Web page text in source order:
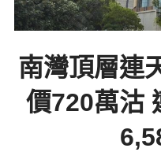
南灣頂層連
價720萬沽